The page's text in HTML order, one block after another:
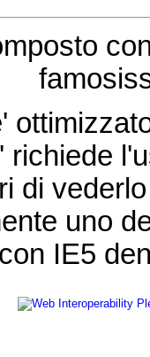
richiede
di
uno
con IE5